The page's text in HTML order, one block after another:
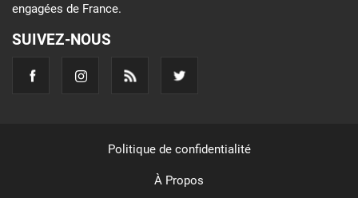
engagées de France.
SUIVEZ-NOUS
Politique de confidentialité
À Propos